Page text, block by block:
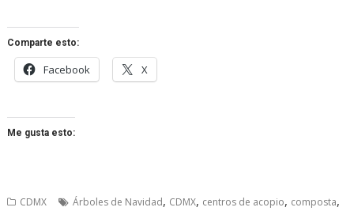
Comparte esto:
Facebook X
Me gusta esto:
CDMX Árboles de Navidad, CDMX, centros de acopio, composta,